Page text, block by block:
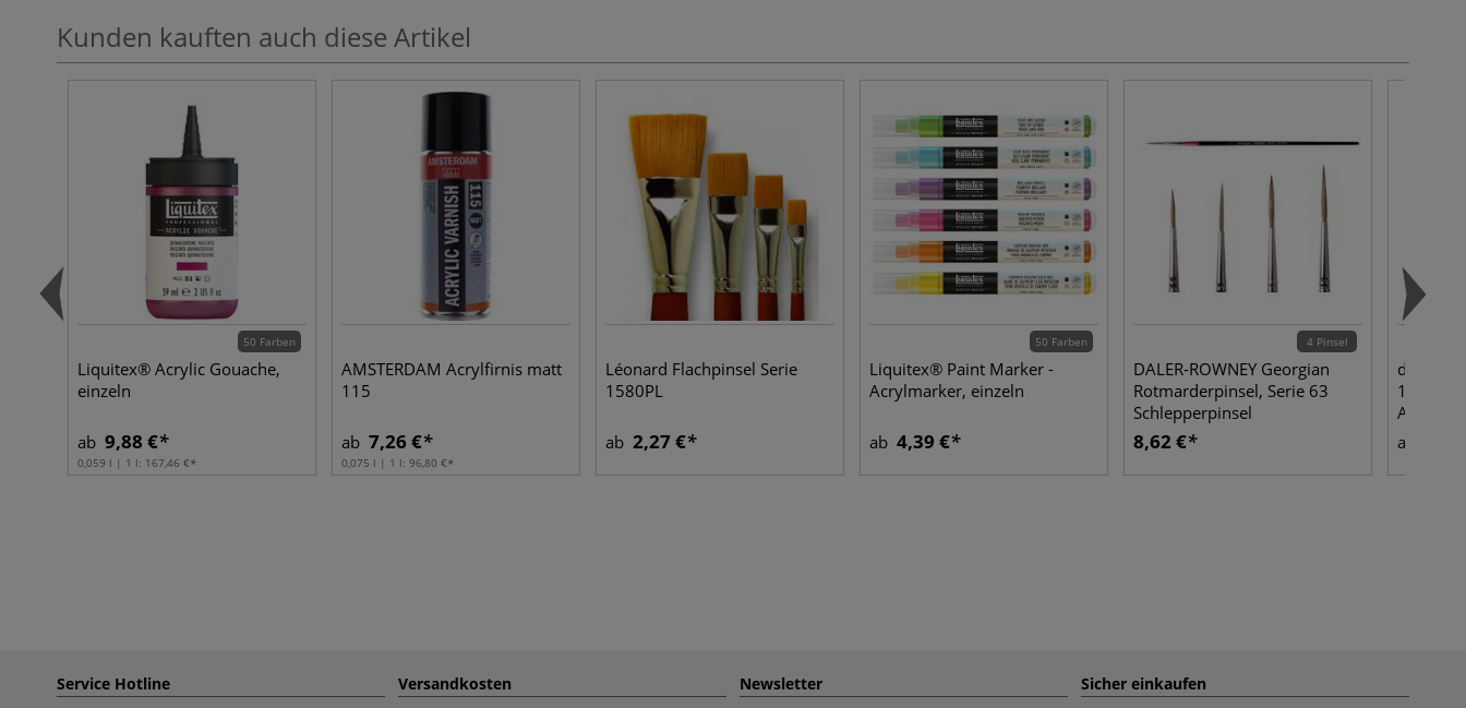
Kunden kauften auch diese Artikel
50 Farben
Liquitex® Acrylic Gouache,
einzeln
ab 9,88 €
0,059 l | 1 l: 167,46 €
AMSTERDAM Acrylfirnis matt
115
ab 7,26 €
0,075 l | 1 l: 96,80 €
Léonard Flachpinsel Serie
1580PL
ab 2,27 €
50 Farben
Liquitex® Paint Marker -
Acrylmarker, einzeln
ab 4,39 €
4 Pinsel
DALER-ROWNEY Georgian
Rotmarderpinsel, Serie 63
Schlepperpinsel
8,62 €
da Vinci
1301,
ab
Service Hotline
Versandkosten
Newsletter
Sicher einkaufen